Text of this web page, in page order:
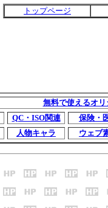
トップページ
無料で使えるオ
QC・ISO関連
保険・
人物キャラ ウェブ